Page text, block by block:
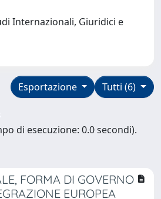
Internazionali, Giuridici e
Tutti (6)
Esportazione
di esecuzione: 0.0 secondi).
FORMA DI GOVERNO
EUROPEA